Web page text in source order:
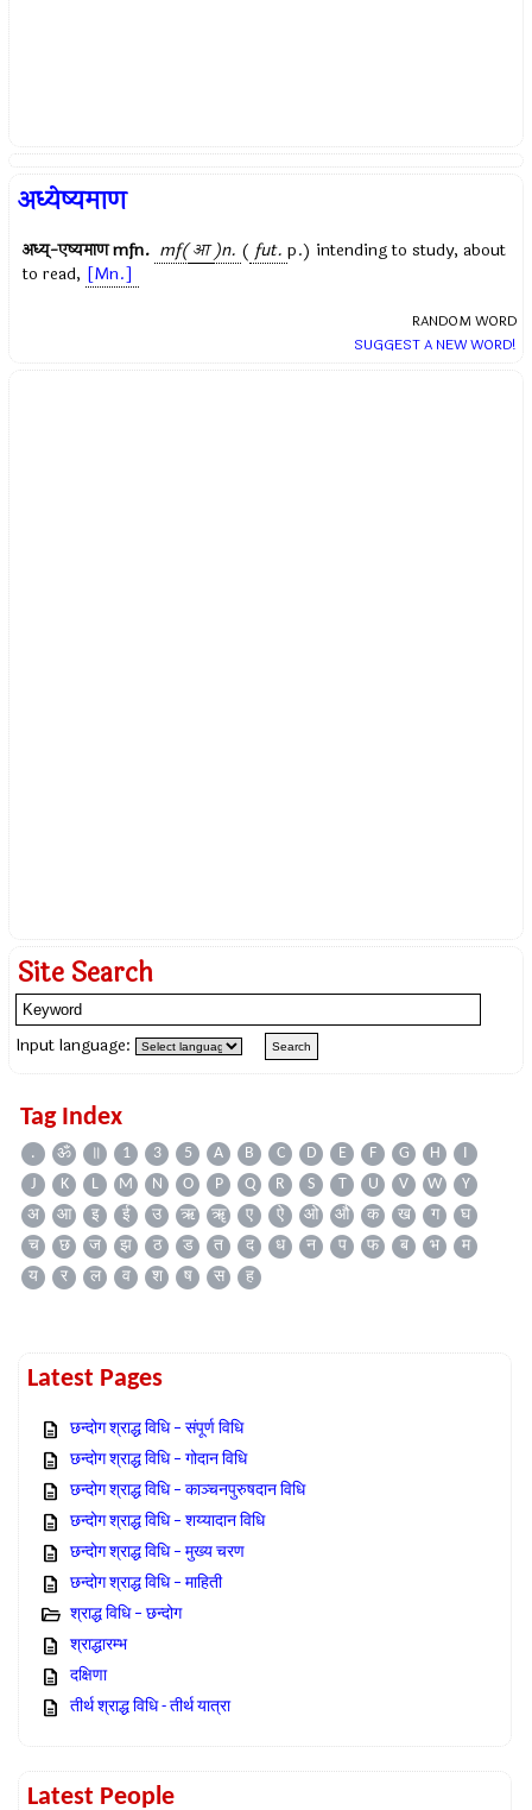
अध्येष्यमाण
अध्य्-एष्यमाणmfn. mf( आ )n. ( fut. p.) intending to study, about
to read, [Mn.]
RANDOM WORD
SUGGEST A NEW WORD!
Site Search
Input language:
Tag Index
. ॐ ॥ 1 3 5 A B C D E F G H
I
J
K L M N O P Q R S T U V W
Y
अ
आ इ ई उ ऋ ॠ ए ऐ ओ औ क ख ग
घ
च
छ ज झ ठ ड त द ध न प फ ब भ
म
य
र ल व श ष स ह
Latest Pages
छन्दोग श्राद्ध विधि – संपूर्ण विधि
छन्दोग श्राद्ध विधि – गोदान विधि
छन्दोग श्राद्ध विधि – काञ्चनपुरुषदान विधि
छन्दोग श्राद्ध विधि – शय्यादान विधि
छन्दोग श्राद्ध विधि – मुख्य चरण
छन्दोग श्राद्ध विधि – माहिती
श्राद्ध विधि – छन्दोग
श्राद्धारम्भ
दक्षिणा
तीर्थ श्राद्ध विधि - तीर्थ यात्रा
Latest People